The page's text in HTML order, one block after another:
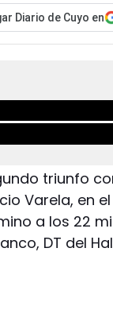
Diario de Cuyo en
triunfo
Varela, en
a los 22
DT del